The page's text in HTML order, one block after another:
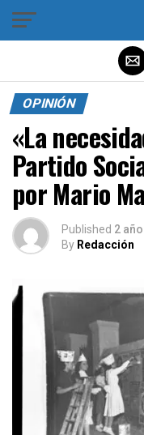
OPINIÓN
«La
Partido
por Mario
Published 2
By Redacción